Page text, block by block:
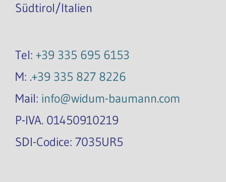
Südtirol/Italien
Tel: +39 335 695 6153
M: .+39 335 827 8226
Mail: info@widum-baumann.com
P-IVA. 01450910219
SDI-Codice: 7035UR5